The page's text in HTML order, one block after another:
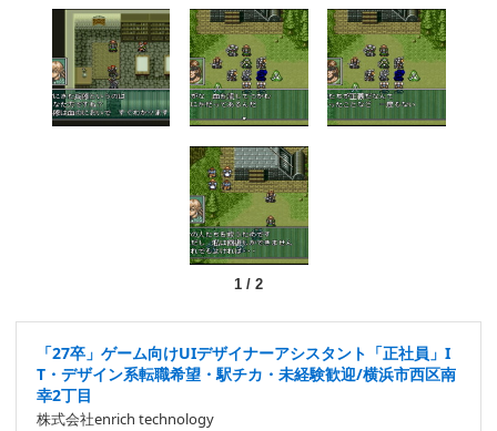
1/ 2
「27卒」ゲーム向けUIデザイナーアシスタント「正社員」I
T・デザイン系転職希望・駅チカ・未経験歓迎/横浜市西区南
幸2丁目
株式会社enrich technology